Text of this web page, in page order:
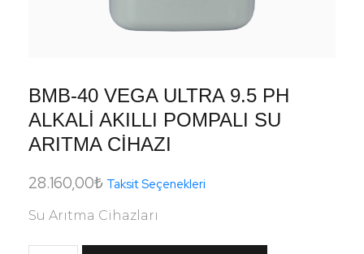
BMB-40 VEGA ULTRA 9.5 PH
ALKALİ AKILLI POMPALI SU
ARITMA CİHAZI
28.160,00₺ Taksit Seçenekleri
Su Arıtma Cihazları